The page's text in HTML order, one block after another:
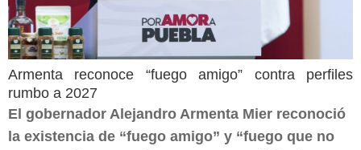
Armenta reconoce “fuego amigo” contra perfiles
rumbo a 2027
El gobernador Alejandro Armenta Mier reconoció
la existencia de “fuego amigo” y “fuego que no